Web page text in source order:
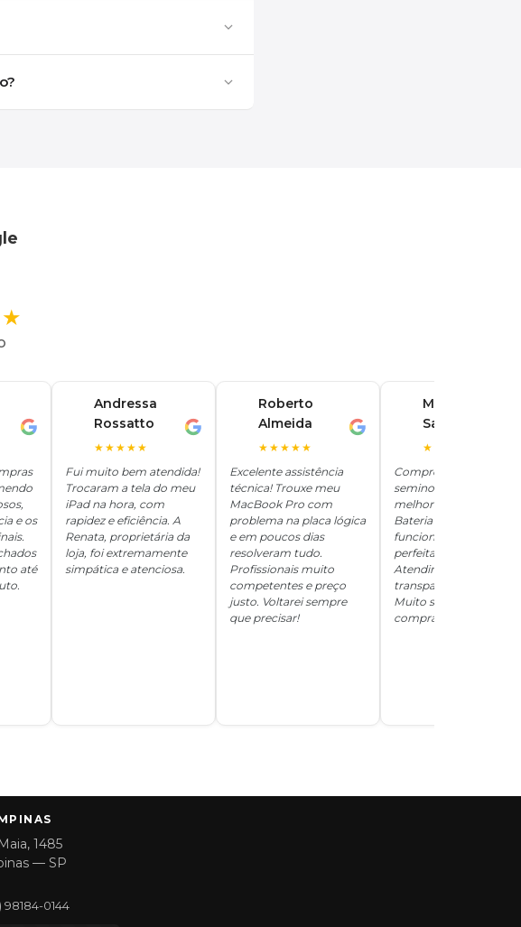
e os
até
Andressa
Rossatto
★★★★★
Fui muito bem atendida!
Trocaram a tela do meu
iPad na hora, com
rapidez e eficiência. A
Renata, proprietária da
loja, foi extremamente
simpática e atenciosa.
Roberto
Almeida
★★★★★
Excelente assistência
técnica! Trouxe meu
MacBook Pro com
problema na placa lógica
e em poucos dias
resolveram tudo.
Profissionais muito
competentes e preço
justo. Voltarei sempre
que precisar!
Marina
Santos
★★★★★
Comprei um iPhone
seminovo aqui e ficou
melhor que novo.
Bateria 100%, tudo
funcionando
perfeitamente.
Atendimento
transparente e
Muito satisfeita com a
compra!
1485
— SP
98184-0144